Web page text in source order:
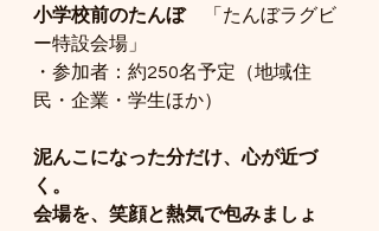
小学校前のたんぼ
「たんぼラグビ
ー特設会場」
・参加者：約250名予定（地域住
民・企業・学生ほか）
泥んこになった分だけ、心が近づ
く。
会場を、笑顔と熱気で包みましょ